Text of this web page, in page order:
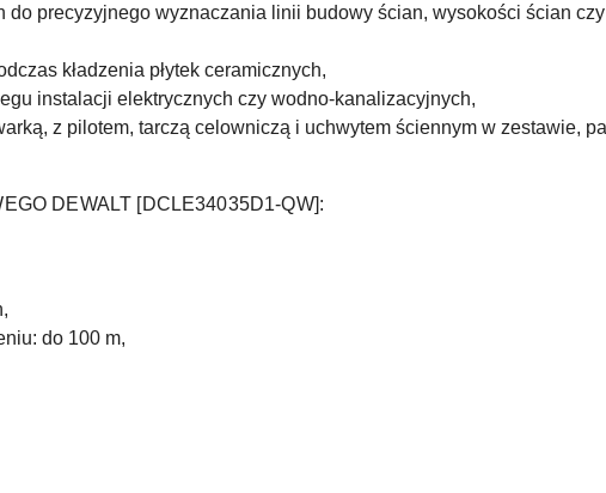
do precyzyjnego wyznaczania linii budowy ścian, wysokości ścian
kładzenia płytek ceramicznych,
instalacji elektrycznych czy wodno-kanalizacyjnych,
z pilotem, tarczą celowniczą i uchwytem ściennym w zestawie,
DEWALT [DCLE34035D1-QW]:
do 100 m,